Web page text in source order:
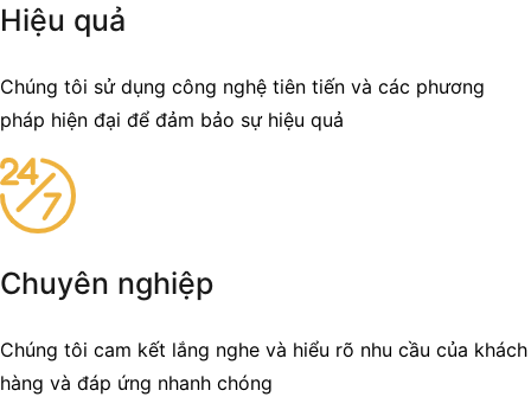
Hiệu quả
Chúng tôi sử dụng công nghệ tiên tiến và các phương
pháp hiện đại để đảm bảo sự hiệu quả
Chuyên nghiệp
Chúng tôi cam kết lắng nghe và hiểu rõ nhu cầu của khách
hàng và đáp ứng nhanh chóng